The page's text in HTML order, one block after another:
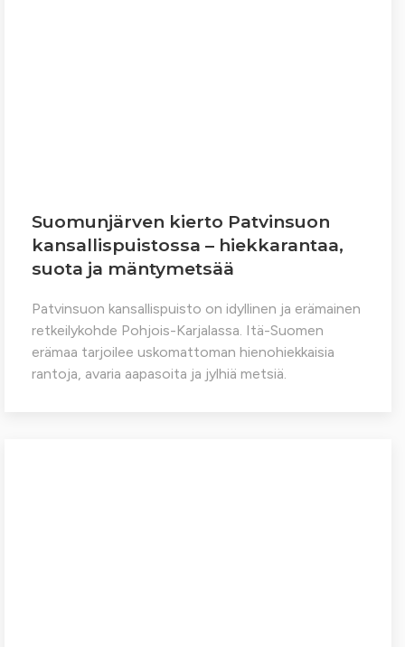
Suomunjärven kierto Patvinsuon
kansallispuistossa – hiekkarantaa,
suota ja mäntymetsää
Patvinsuon kansallispuisto on idyllinen ja erämainen
retkeilykohde Pohjois-Karjalassa. Itä-Suomen
erämaa tarjoilee uskomattoman hienohiekkaisia
rantoja, avaria aapasoita ja jylhiä metsiä.